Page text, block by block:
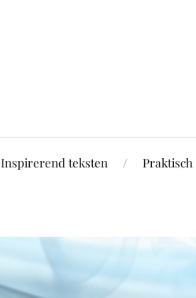
Inspirerend teksten Praktisch